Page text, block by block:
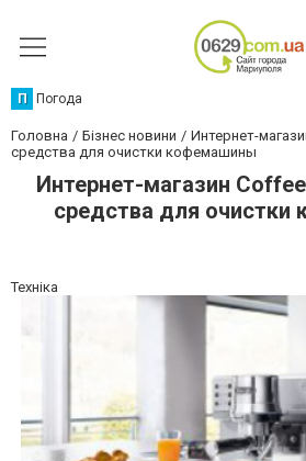
П Погода
Головна Бізнес новини
Интернет-
средства для очистки кофемашины
Интернет-магазин
средства для
Техніка